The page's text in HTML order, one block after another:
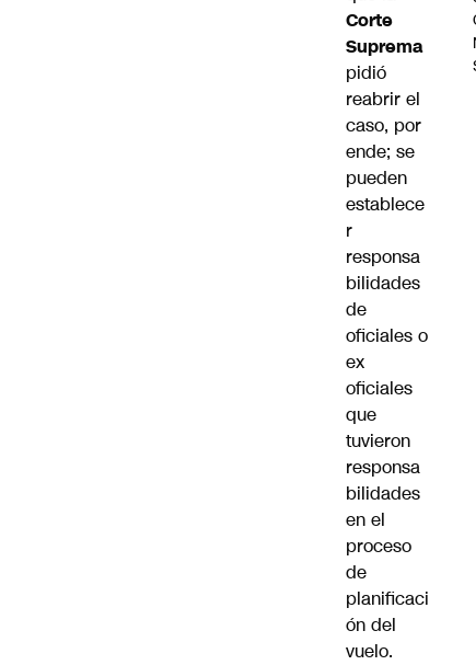
Corte
Suprema
pidió
reabrir el
caso, por
ende; se
pueden
establece
r
responsa
bilidades
de
oficiales o
ex
oficiales
que
tuvieron
responsa
bilidades
en el
proceso
de
planificaci
ón del
vuelo.